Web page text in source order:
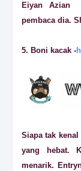
Eiyan Azian
pembaca dia.
5. Boni kacak -
Siapa tak
yang hebat.
menarik.